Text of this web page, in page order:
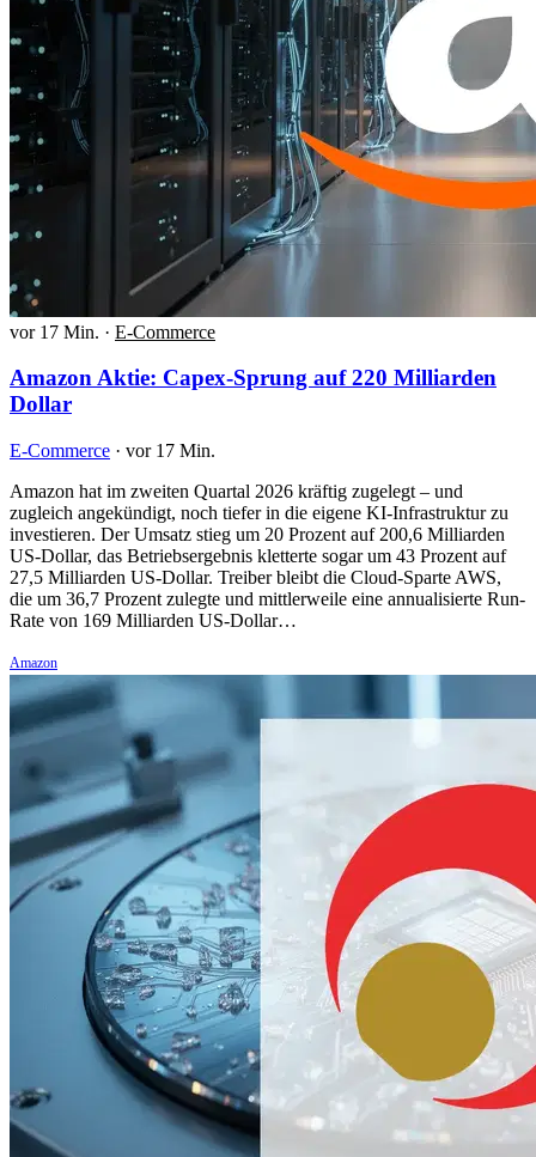
vor 17 Min. · E-Commerce
Amazon Aktie: Capex-Sprung auf 220 Milliarden
Dollar
E-Commerce · vor 17 Min.
Amazon hat im zweiten Quartal 2026 kräftig zugelegt – und
zugleich angekündigt, noch tiefer in die eigene KI-Infrastruktur zu
investieren. Der Umsatz stieg um 20 Prozent auf 200,6 Milliarden
US-Dollar, das Betriebsergebnis kletterte sogar um 43 Prozent auf
27,5 Milliarden US-Dollar. Treiber bleibt die Cloud-Sparte AWS,
die um 36,7 Prozent zulegte und mittlerweile eine annualisierte Run-
Rate von 169 Milliarden US-Dollar…
Amazon